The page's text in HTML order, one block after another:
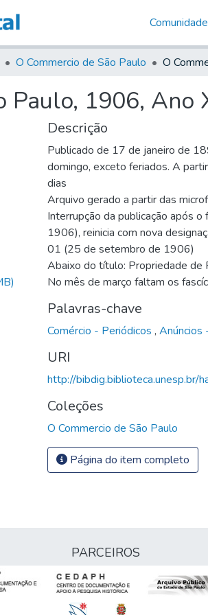
O Commercio de São Paulo
Paulo, 1906, Ano
Descrição
Publicado de 17 de janeiro de
domingo, exceto feriados. A
dias
Arquivo gerado a partir das
Interrupção da publicação após
1906), reinicia com nova
01 (25 de setembro de 1906)
Abaixo do título: Propriedade de
No mês de março faltam os
Palavras-chave
Comércio - Periódicos , Anúncios
URI
http://bibdig.biblioteca.unesp.br/
Coleções
O Commercio de São Paulo
Página do item completo
PARCEIROS